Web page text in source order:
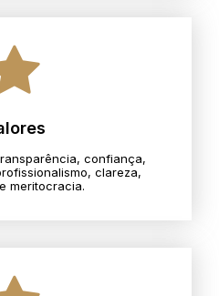
confiança,
clareza,
meritocracia.​